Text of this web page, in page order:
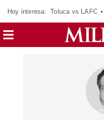
Hoy interesa: Toluca vs LAFC